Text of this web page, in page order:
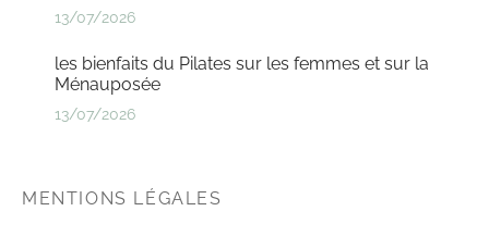
13/07/2026
les bienfaits du Pilates sur les femmes et sur la
Ménauposée
13/07/2026
MENTIONS LÉGALES